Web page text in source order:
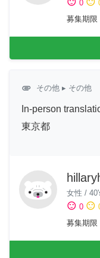
0
募集期限
attachment その他 ▸ その他
In-person
東京都
女性 /
sentiment_satisfied 0 sentiment_neutral
募集期限